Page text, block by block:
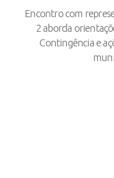
Encontro com
2 aborda
Contingência e